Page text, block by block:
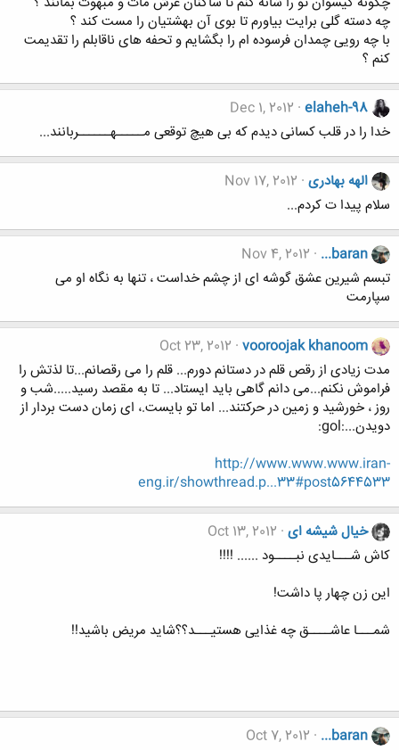
چه دسته گلی برایت بیاورم تا بوی آن بهشتیان را مست کند ؟
با چه رویی چمدان فرسوده ام را بگشایم و تحفه های ناقابلم را تقدیمت
کنم ؟
elaheh-98
Dec 1, 2012
خدا را در قلب کسانی دیدم که بی هیچ توقعی مـــــهــــــربانند...
الهه بهادری Nov 17, 2012
سلام پیدا ت کردم...
...baran
Nov 4, 2012
تبسم شیرین عشق گوشه ای از چشم خداست ، تنها به نگاه او می
سپارمت
vooroojak khanoom
Oct 23, 2012
مدت زیادی از رقص قلم در دستانم دورم... قلم را می رقصانم...تا لذتش را
فراموش نکنم...می دانم گاهی باید ایستاد... تا به مقصد رسید.....شب و
روز ، خورشید و زمین در حرکتند... اما تو بایست.، ای زمان دست بردار از
دویدن...:gol:
http://www.www.www.iran-
eng.ir/showthread.p...33#post5644533
خیال شیشه ای Oct 13, 2012
کاش شـــایدی نبــــود ...... !!!!
این زن چهار پا داشت!
شمـــا عاشــــق چه غذایی هستیـــد؟؟شاید مریض باشید!!
...baran
Oct 7, 2012